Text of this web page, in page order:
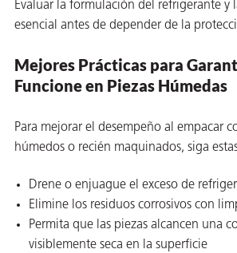
Evaluar la formulación del refrigerante y
esencial antes de depender de la
Mejores Prácticas para
Funcione en Piezas Húmedas
Para mejorar el desempeño al empacar
húmedos o recién maquinados, siga
Drene o enjuague el exceso de
Elimine los residuos corrosivos con
Permita que las piezas alcancen una
visiblemente seca en la superficie